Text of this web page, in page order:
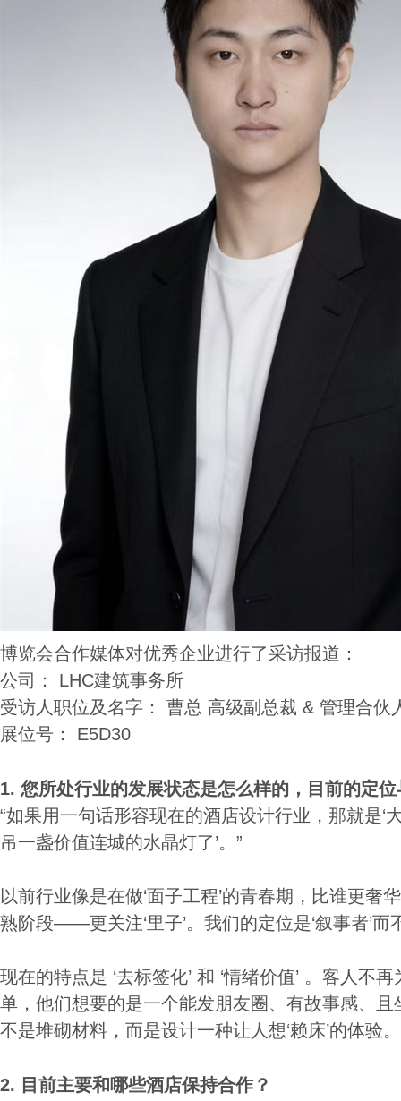
博览会合作媒体对优秀企业进行了采访报道：
公司： LHC建筑事务所
受访人职位及名字： 曹总 高级副总裁 & 管理合伙
展位号： E5D30
1. 您所处行业的发展状态是怎么样的，目前的定
“如果用一句话形容现在的酒店设计行业，那就是‘
吊一盏价值连城的水晶灯了’。”
以前行业像是在做‘面子工程’的青春期，比谁更奢
熟阶段——更关注‘里子’。我们的定位是‘叙事者’而
现在的特点是 ‘去标签化’ 和 ‘情绪价值’ 。客人不再
单，他们想要的是一个能发朋友圈、有故事感、
不是堆砌材料，而是设计一种让人想‘赖床’的体验。
2. 目前主要和哪些酒店保持合作？